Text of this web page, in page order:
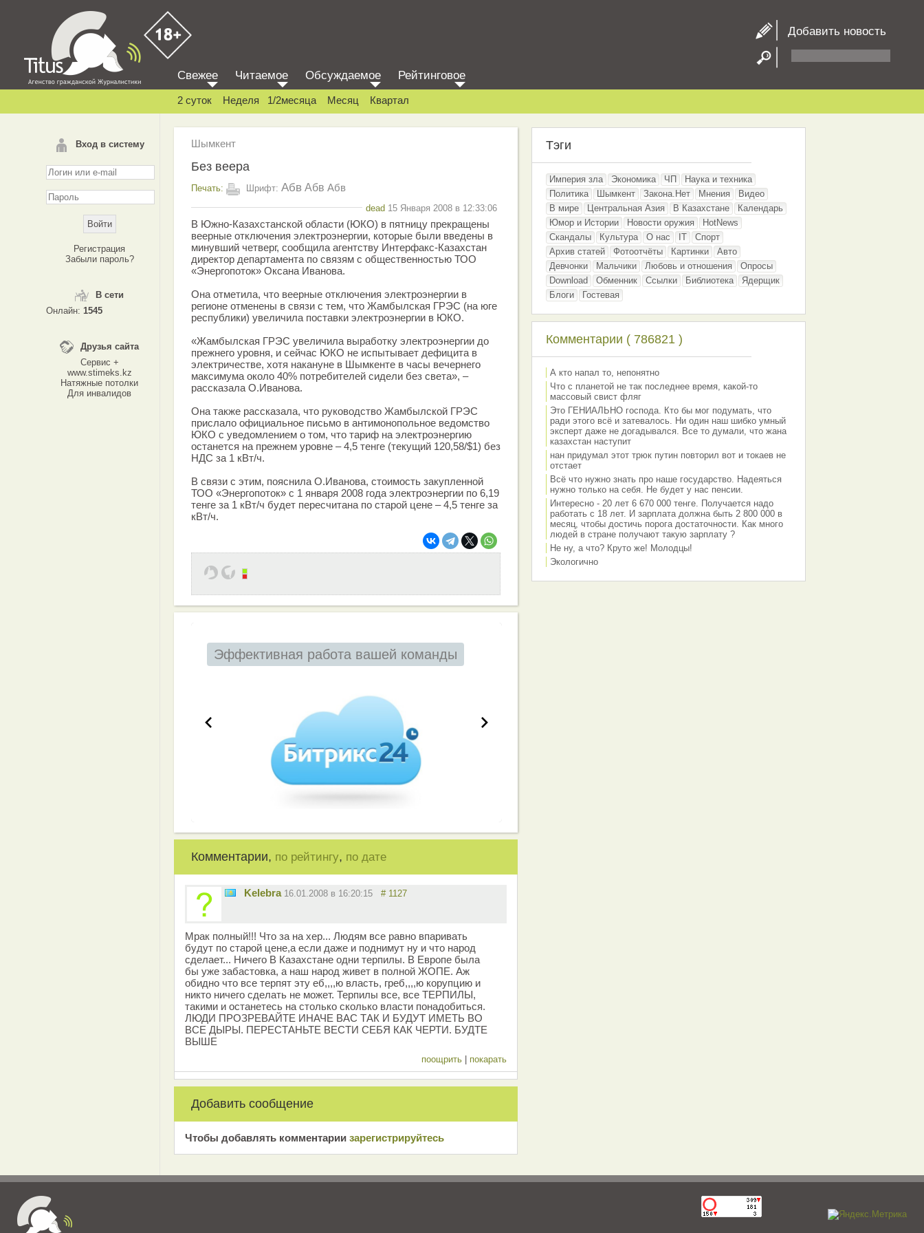
Добавить новость
Вход в систему
Регистрация
Забыли пароль?
В сети
Онлайн: 1545
Друзья сайта
Сервис +
www.stimeks.kz
Натяжные потолки
Для инвалидов
Свежее Читаемое Обсуждаемое Рейтинговое
2 суток Неделя 1/2месяца Месяц Квартал
Шымкент
Без веера
Печать: Шрифт: Абв Абв Абв
dead 15 Января 2008 в 12:33:06
В Южно-Казахстанской области (ЮКО) в пятницу прекращены
веерные отключения электроэнергии, которые были введены в
минувший четверг, сообщила агентству Интерфакс-Казахстан
директор департамента по связям с общественностью ТОО
«Энергопоток» Оксана Иванова.
Она отметила, что веерные отключения электроэнергии в
регионе отменены в связи с тем, что Жамбылская ГРЭС (на юге
республики) увеличила поставки электроэнергии в ЮКО.
«Жамбылская ГРЭС увеличила выработку электроэнергии до
прежнего уровня, и сейчас ЮКО не испытывает дефицита в
электричестве, хотя накануне в Шымкенте в часы вечернего
максимума около 40% потребителей сидели без света», –
рассказала О.Иванова.
Она также рассказала, что руководство Жамбылской ГРЭС
прислало официальное письмо в антимонопольное ведомство
ЮКО с уведомлением о том, что тариф на электроэнергию
останется на прежнем уровне – 4,5 тенге (текущий 120,58/$1) без
НДС за 1 кВт/ч.
В связи с этим, пояснила О.Иванова, стоимость закупленной
ТОО «Энергопоток» с 1 января 2008 года электроэнергии по 6,19
тенге за 1 кВт/ч будет пересчитана по старой цене – 4,5 тенге за
кВт/ч.
Эффективная работа вашей команды
Комментарии, по рейтингу, по дате
Kelebra 16.01.2008 в 16:20:15 # 1127
Мрак полный!!! Что за на хер... Людям все равно впаривать
будут по старой цене,а если даже и поднимут ну и что народ
сделает... Ничего В Казахстане одни терпилы. В Европе была
бы уже забастовка, а наш народ живет в полной ЖОПЕ. Аж
обидно что все терпят эту еб,,,,ю власть, греб,,,,ю корупцию и
никто ничего сделать не может. Терпилы все, все ТЕРПИЛЫ,
такими и останетесь на столько сколько власти понадобиться.
ЛЮДИ ПРОЗРЕВАЙТЕ ИНАЧЕ ВАС ТАК И БУДУТ ИМЕТЬ ВО
ВСЕ ДЫРЫ. ПЕРЕСТАНЬТЕ ВЕСТИ СЕБЯ КАК ЧЕРТИ. БУДТЕ
ВЫШЕ
поощрить покарать
Добавить сообщение
Чтобы добавлять комментарии зарeгиcтрирyйтeсь
Тэги
Империя зла Экономика ЧП
Наука и техника
Политика
Шымкент Закона.Нет Мнения
Видео
В мире
Центральная Азия В Казахстане
Календарь
Юмор и Истории
Новости оружия
HotNews
Скандалы
Культура О нас IT
Спорт
Архив статей
Фотоотчёты Картинки
Авто
Девчонки
Мальчики Любовь и отношения
Опросы
Download
Обменник Ссылки Библиотека
Ядерщик
Блоги
Гостевая
Комментарии ( 786821 )
А кто напал то, непонятно
Что с планетой не так последнее время, какой-то
массовый свист фляг
Это ГЕНИАЛЬНО господа. Кто бы мог подумать, что
ради этого всё и затевалось. Ни один наш шибко умный
эксперт даже не догадывался. Все то думали, что жана
казахстан наступит
нан придумал этот трюк путин повторил вот и токаев не
отстает
Всё что нужно знать про наше государство. Надеяться
нужно только на себя. Не будет у нас пенсии.
Интересно - 20 лет 6 670 000 тенге. Получается надо
работать с 18 лет. И зарплата должна быть 2 800 000 в
месяц, чтобы достичь порога достаточности. Как много
людей в стране получают такую зарплату ?
Не ну, а что? Круто же! Молодцы!
Экологично